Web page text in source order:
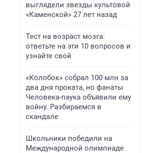
выглядели звезды культовой
«Каменской» 27 лет назад
Тест на возраст мозга:
ответьте на эти 10 вопросов и
узнайте свой
«Колобок» собрал 100 млн за
два дня проката, но фанаты
Человека-паука объявили ему
войну. Разбираемся в
скандале
Школьники победили на
Международной олимпиаде